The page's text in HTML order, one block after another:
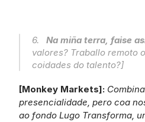
6. Na miña terra, faise
valores? Traballo remoto
coidades do talento?]
[Monkey Markets]:
presencialidade, pero coa
ao fondo Lugo Transforma,